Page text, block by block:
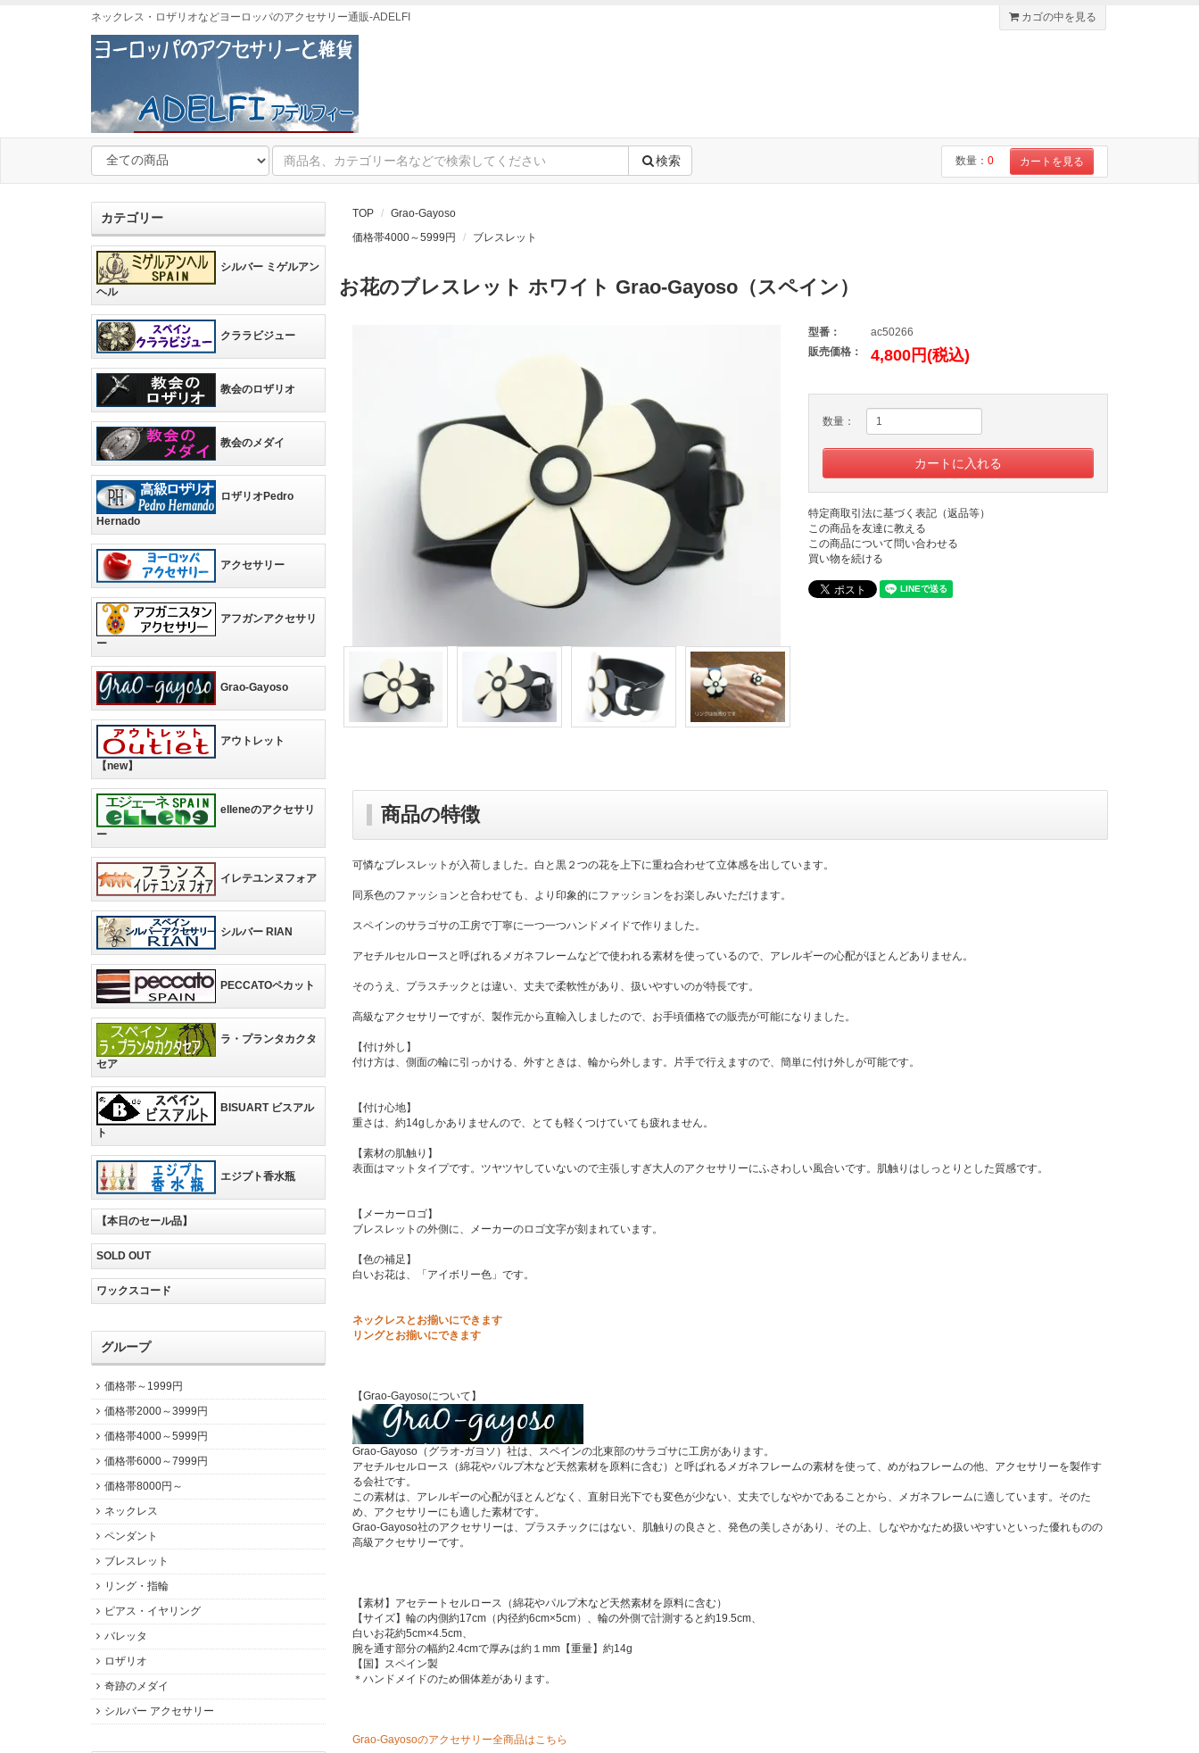
ネックレス・ロザリオなどヨーロッパのアクセサリー通販-ADELFI カゴの中を見る
検索 数量： 0 カートを見る
TOP
Grao-Gayoso
価格帯4000～5999円
ブレスレット
お花のブレスレット ホワイト Grao-Gayoso（スペイン）
型番：
ac50266
販売価格：
4,800円(税込)
数量：
特定商取引法に基づく表記（返品等）
この商品を友達に教える
この商品について問い合わせる
買い物を続ける
商品の特徴
可憐なブレスレットが入荷しました。白と黒２つの花を上下に重ね合わせて立体感を出しています。
同系色のファッションと合わせても、より印象的にファッションをお楽しみいただけます。
スペインのサラゴサの工房で丁寧に一つ一つハンドメイドで作りました。
アセチルセルロースと呼ばれるメガネフレームなどで使われる素材を使っているので、アレルギーの心配がほとんどありません。
そのうえ、プラスチックとは違い、丈夫で柔軟性があり、扱いやすいのが特長です。
高級なアクセサリーですが、製作元から直輸入しましたので、お手頃価格での販売が可能になりました。
【付け外し】
付け方は、側面の輪に引っかける、外すときは、輪から外します。片手で行えますので、簡単に付け外しが可能です。
【付け心地】
重さは、約14gしかありませんので、とても軽くつけていても疲れません。
【素材の肌触り】
表面はマットタイプです。ツヤツヤしていないので主張しすぎ大人のアクセサリーにふさわしい風合いです。肌触りはしっとりとした質感です。
【メーカーロゴ】
ブレスレットの外側に、メーカーのロゴ文字が刻まれています。
【色の補足】
白いお花は、「アイボリー色」です。
ネックレスとお揃いにできます
リングとお揃いにできます
【Grao-Gayosoについて】
Grao-Gayoso（グラオ-ガヨソ）社は、スペインの北東部のサラゴサに工房があります。
アセチルセルロース（綿花やパルプ木など天然素材を原料に含む）と呼ばれるメガネフレームの素材を使って、めがねフレームの他、アクセサリーを製作す
る会社です。
この素材は、アレルギーの心配がほとんどなく、直射日光下でも変色が少ない、丈夫でしなやかであることから、メガネフレームに適しています。そのた
め、アクセサリーにも適した素材です。
Grao-Gayoso社のアクセサリーは、プラスチックにはない、肌触りの良さと、発色の美しさがあり、その上、しなやかなため扱いやすいといった優れものの
高級アクセサリーです。
【素材】アセテートセルロース（綿花やパルプ木など天然素材を原料に含む）
【サイズ】輪の内側約17cm（内径約6cm×5cm）、輪の外側で計測すると約19.5cm、
白いお花約5cm×4.5cm、
腕を通す部分の幅約2.4cmで厚みは約１mm【重量】約14g
【国】スペイン製
＊ハンドメイドのため個体差があります。
Grao-Gayosoのアクセサリー全商品はこちら
カテゴリー
シルバー ミゲルアン
ヘル
クララビジュー
教会のロザリオ
教会のメダイ
ロザリオPedro
Hernado
アクセサリー
アフガンアクセサリ
ー
Grao-Gayoso
アウトレット
【new】
elleneのアクセサリ
ー
イレテユンヌフォア
シルバー RIAN
PECCATOペカット
ラ・プランタカクタ
セア
BISUART ビスアル
ト
エジプト香水瓶
【本日のセール品】
SOLD OUT
ワックスコード
グループ
価格帯～1999円
価格帯2000～3999円
価格帯4000～5999円
価格帯6000～7999円
価格帯8000円～
ネックレス
ペンダント
ブレスレット
リング・指輪
ピアス・イヤリング
バレッタ
ロザリオ
奇跡のメダイ
シルバー アクセサリー